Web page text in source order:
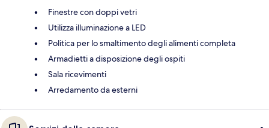
Finestre con doppi vetri
Utilizza illuminazione a LED
Politica per lo smaltimento degli alimenti completa
Armadietti a disposizione degli ospiti
Sala ricevimenti
Arredamento da esterni